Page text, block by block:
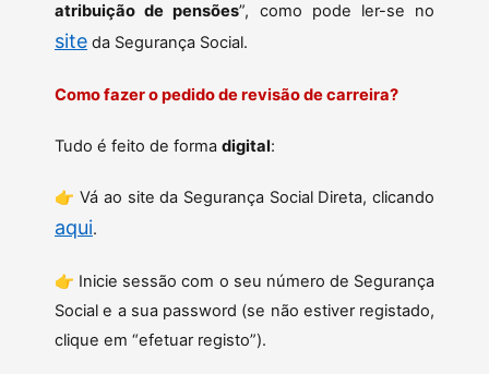
atribuição de pensões”, como pode ler-se no
site da Segurança Social.
Como fazer o pedido de revisão de carreira?
Tudo é feito de forma digital:
👉 Vá ao site da Segurança Social Direta, clicando
aqui.
👉 Inicie sessão com o seu número de Segurança
Social e a sua password (se não estiver registado,
clique em “efetuar registo”).